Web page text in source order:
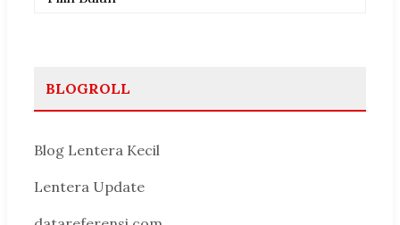
BLOGROLL
Blog Lentera Kecil
Lentera Update